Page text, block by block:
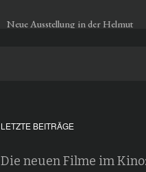
Neue Ausstellung in der Helmut
LETZTE BEITRÄGE
Die neuen Filme im